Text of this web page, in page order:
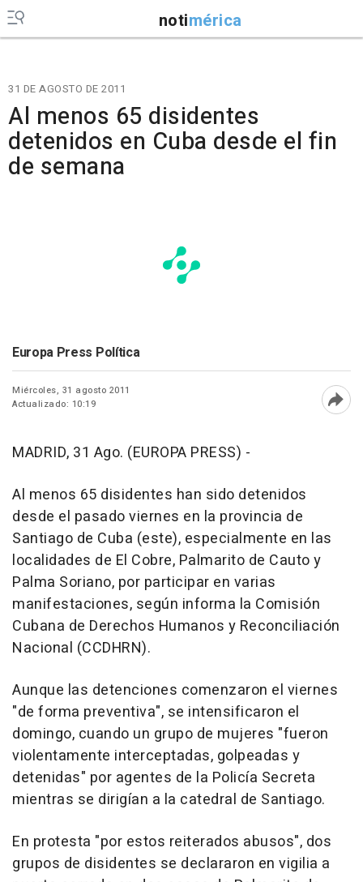
notimérica
31 DE AGOSTO DE 2011
Al menos 65 disidentes
detenidos en Cuba desde el fin
de semana
Europa Press Política
Miércoles, 31 agosto 2011
Actualizado: 10:19
MADRID, 31 Ago. (EUROPA PRESS) -
Al menos 65 disidentes han sido detenidos
desde el pasado viernes en la provincia de
Santiago de Cuba (este), especialmente en las
localidades de El Cobre, Palmarito de Cauto y
Palma Soriano, por participar en varias
manifestaciones, según informa la Comisión
Cubana de Derechos Humanos y Reconciliación
Nacional (CCDHRN).
Aunque las detenciones comenzaron el viernes
"de forma preventiva", se intensificaron el
domingo, cuando un grupo de mujeres "fueron
violentamente interceptadas, golpeadas y
detenidas" por agentes de la Policía Secreta
mientras se dirigían a la catedral de Santiago.
En protesta "por estos reiterados abusos", dos
grupos de disidentes se declararon en vigilia a